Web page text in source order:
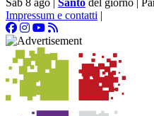
Impressum e contatti |